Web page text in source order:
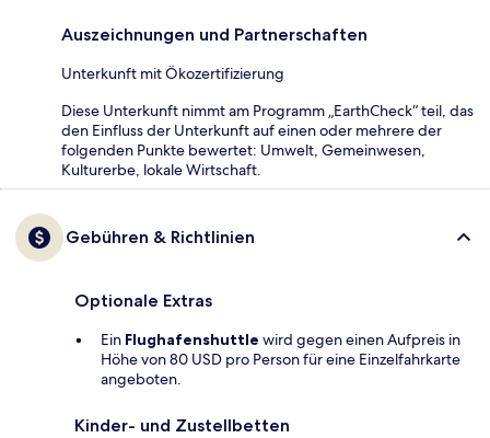
Auszeichnungen und Partnerschaften
Unterkunft mit Ökozertifizierung
Diese Unterkunft nimmt am Programm „EarthCheck“ teil, das
den Einfluss der Unterkunft auf einen oder mehrere der
folgenden Punkte bewertet: Umwelt, Gemeinwesen,
Kulturerbe, lokale Wirtschaft.
Gebühren & Richtlinien
Optionale Extras
Ein Flughafenshuttle wird gegen einen Aufpreis in
Höhe von 80 USD pro Person für eine Einzelfahrkarte
angeboten.
Kinder- und Zustellbetten